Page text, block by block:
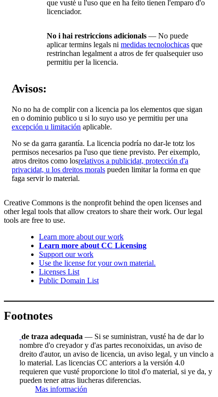
que vusté u l'uso que en ha feito tienen l'emparo d'o
licenciador.
No i hai restriccions adicionals — No puede
aplicar termins legals ni medidas tecnolochicas que
restrinchan legalment a atros de fer qualsequier uso
permitiu per la licencia.
Avisos:
No no ha de complir con a licencia pa los elementos que sigan
en o dominio publico u si lo suyo uso ye permitiu per una
excepción u limitación aplicable.
No se da garra garantía. La licencia podría no dar-le totz los
permisos necesarios pa l'uso que tiene previsto. Per eixemplo,
atros dreitos como losrelativos a publicidat, protección d'a
privacidat, u los dreitos morals pueden limitar la forma en que
faga servir lo material.
Creative Commons is the nonprofit behind the open licenses and
other legal tools that allow creators to share their work. Our legal
tools are free to use.
Learn more about our work
Learn more about CC Licensing
Support our work
Use the license for your own material.
Licenses List
Public Domain List
Footnotes
de traza adequada — Si se suministran, vusté ha de dar lo
nombre d'o creyador y d'as partes reconoixidas, un aviso de
dreito d'autor, un aviso de licencia, un aviso legal, y un vinclo a
lo material. Las licencias CC anteriors a la versión 4.0
requieren que vusté proporcione lo titol d'o material, si ye da, y
pueden tener atras liucheras diferencias.
Mas información